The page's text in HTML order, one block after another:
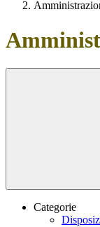
Categorie